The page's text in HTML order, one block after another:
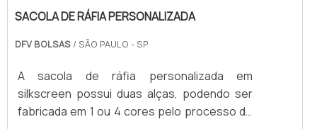
SACOLA DE RÁFIA PERSONALIZADA
DFV BOLSAS / SÃO PAULO - SP
A sacola de ráfia personalizada em
silkscreen possui duas alças, podendo ser
fabricada em 1 ou 4 cores pelo processo de